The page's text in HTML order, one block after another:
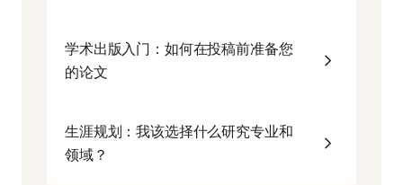
学术出版入门：如何在投稿前准备您
的论文
生涯规划：我该选择什么研究专业和
领域？